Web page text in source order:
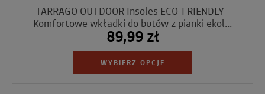
TARRAGO OUTDOOR Insoles ECO-FRIENDLY -
Komfortowe wkładki do butów z pianki ekol...
89,99 zł
WYBIERZ OPCJE